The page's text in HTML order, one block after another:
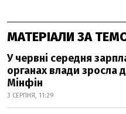
МАТЕРІАЛИ ЗА
У червні середня
органах влади зросла
Мінфін
3 СЕРПНЯ, 11:29